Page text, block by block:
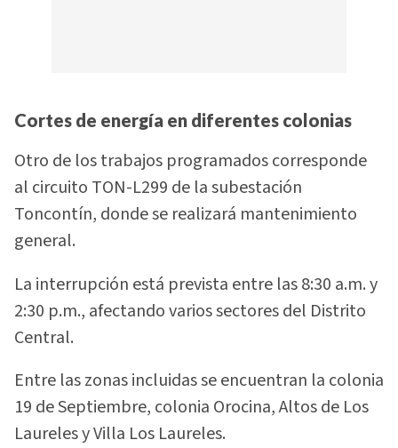
Cortes de energía en diferentes colonias
Otro de los trabajos programados corresponde
al circuito TON-L299 de la subestación
Toncontín, donde se realizará mantenimiento
general.
La interrupción está prevista entre las 8:30 a.m. y
2:30 p.m., afectando varios sectores del Distrito
Central.
Entre las zonas incluidas se encuentran la colonia
19 de Septiembre, colonia Orocina, Altos de Los
Laureles y Villa Los Laureles.